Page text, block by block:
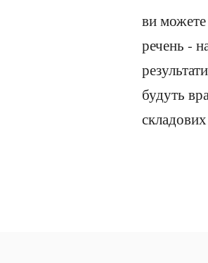
ви
речень -
будуть